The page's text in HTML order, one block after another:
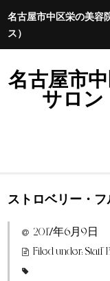
名古屋市中区栄の美容
ス）
名古屋市
サロン
ホーム
特定商取引法に基
ストロベリー・
2017年6月9日
Filed under:Staff